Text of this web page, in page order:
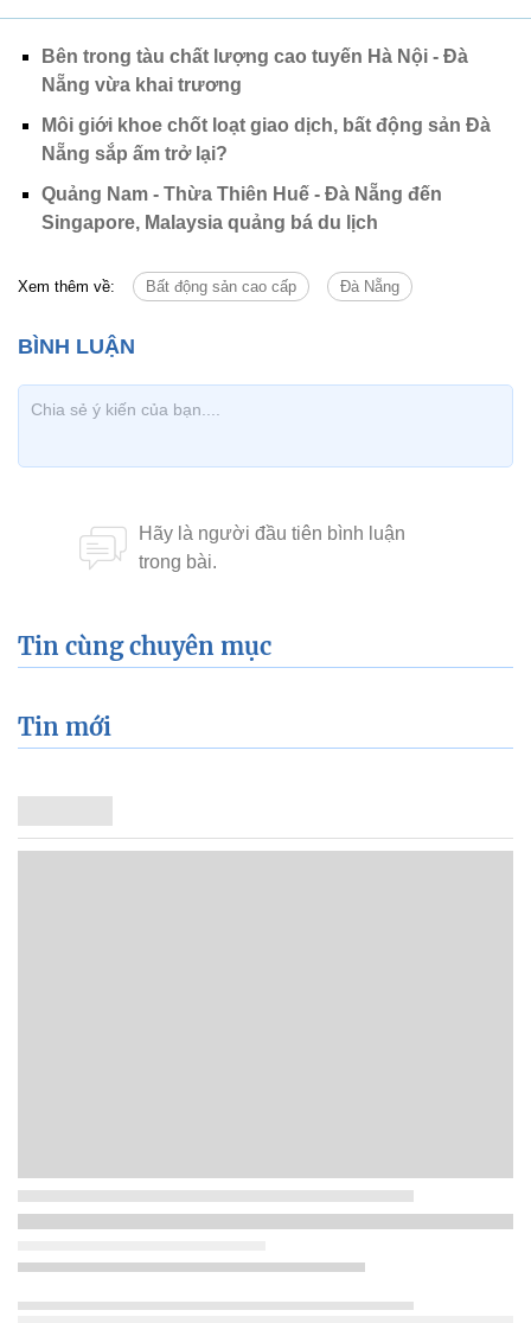
Bên trong tàu chất lượng cao tuyến Hà Nội - Đà
Nẵng vừa khai trương
Môi giới khoe chốt loạt giao dịch, bất động sản Đà
Nẵng sắp ấm trở lại?
Quảng Nam - Thừa Thiên Huế - Đà Nẵng đến
Singapore, Malaysia quảng bá du lịch
Xem thêm về: Bất động sản cao cấp Đà Nẵng
Tin cùng chuyên mục
Tin mới